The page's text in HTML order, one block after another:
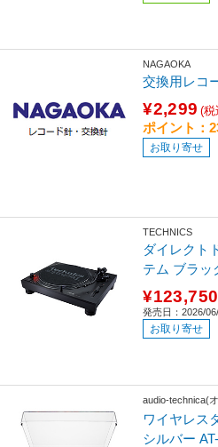
NAGAOKA
交換用レコ
¥2,299 (税
ポイント：
お取り寄せ
TECHNICS
ダイレクト
テム ブラッ
¥123,750
発売日：2026/
お取り寄せ
audio-technica(
ワイヤレス
シルバー